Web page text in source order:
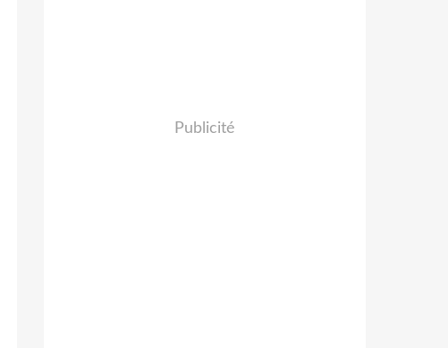
Publicité